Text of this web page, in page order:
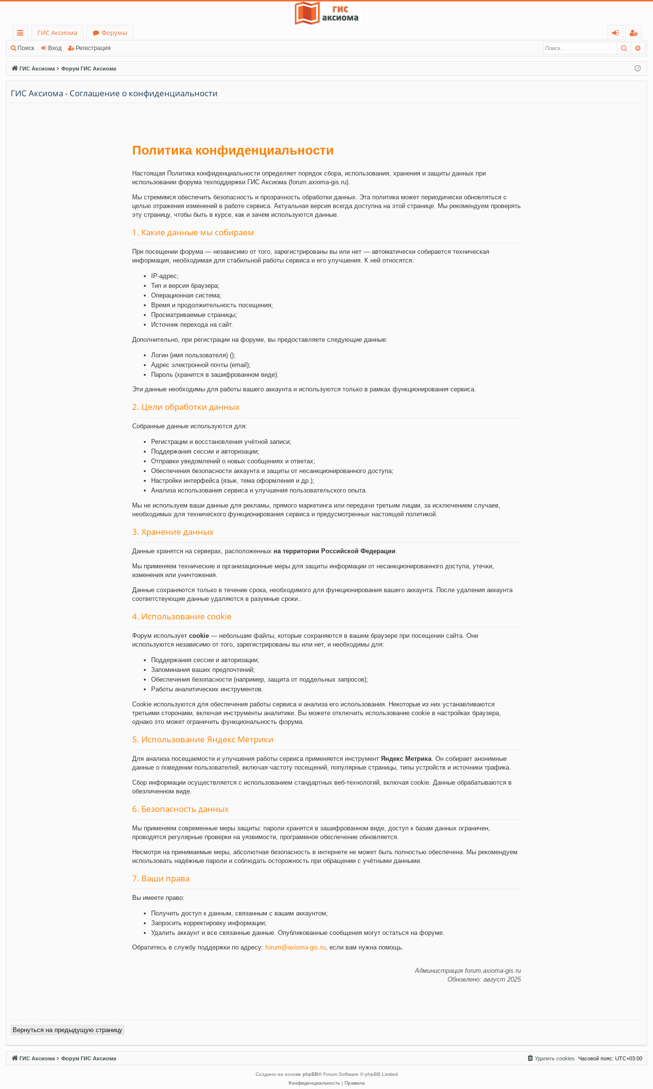
с
ы
лк
и
ГИС Аксиома
Форумы
д
ег
ис
тр
Поиск Вход Регистрация Поиск
ГИС Аксиома Форум ГИС Аксиома
ГИС Аксиома - Соглашение о конфиденциальности
Политика конфиденциальности
Настоящая Политика конфиденциальности определяет порядок сбора, использования, хранения и защиты данных при
использовании форума техподдержки ГИС Аксиома (forum.axioma-gis.ru).
Мы стремимся обеспечить безопасность и прозрачность обработки данных. Эта политика может периодически обновляться с
целью отражения изменений в работе сервиса. Актуальная версия всегда доступна на этой странице. Мы рекомендуем проверять
эту страницу, чтобы быть в курсе, как и зачем используются данные.
1. Какие данные мы собираем
При посещении форума — независимо от того, зарегистрированы вы или нет — автоматически собирается техническая
информация, необходимая для стабильной работы сервиса и его улучшения. К ней относятся:
IP-адрес;
Тип и версия браузера;
Операционная система;
Время и продолжительность посещения;
Просматриваемые страницы;
Источник перехода на сайт.
Дополнительно, при регистрации на форуме, вы предоставляете следующие данные:
Логин (имя пользователя) ();
Адрес электронной почты (email);
Пароль (хранится в зашифрованном виде).
Эти данные необходимы для работы вашего аккаунта и используются только в рамках функционирования сервиса.
2. Цели обработки данных
Собранные данные используются для:
Регистрации и восстановления учётной записи;
Поддержания сессии и авторизации;
Отправки уведомлений о новых сообщениях и ответах;
Обеспечения безопасности аккаунта и защиты от несанкционированного доступа;
Настройки интерфейса (язык, тема оформления и др.);
Анализа использования сервиса и улучшения пользовательского опыта.
Мы не используем ваши данные для рекламы, прямого маркетинга или передачи третьим лицам, за исключением случаев,
необходимых для технического функционирования сервиса и предусмотренных настоящей политикой.
3. Хранение данных
Данные хранятся на серверах, расположенных на территории Российской Федерации
Мы применяем технические и организационные меры для защиты информации от несанкционированного доступа, утечки,
изменения или уничтожения.
Данные сохраняются только в течение срока, необходимого для функционирования вашего аккаунта. После удаления аккаунта
соответствующие данные удаляются в разумные сроки..
4. Использование cookie
Форум использует cookie — небольшие файлы, которые сохраняются в вашем браузере при посещении сайта. Они
используются независимо от того, зарегистрированы вы или нет, и необходимы для:
Поддержания сессии и авторизации;
Запоминания ваших предпочтений;
Обеспечения безопасности (например, защита от поддельных запросов);
Работы аналитических инструментов.
Cookie используются для обеспечения работы сервиса и анализа его использования. Некоторые из них устанавливаются
третьими сторонами, включая инструменты аналитики. Вы можете отключить использование cookie в настройках браузера,
однако это может ограничить функциональность форума.
5. Использование Яндекс Метрики
Для анализа посещаемости и улучшения работы сервиса применяется инструмент Яндекс Метрика . Он собирает анонимные
данные о поведении пользователей, включая частоту посещений, популярные страницы, типы устройств и источники трафика.
Сбор информации осуществляется с использованием стандартных веб-технологий, включая cookie. Данные обрабатываются в
обезличенном виде.
6. Безопасность данных
Мы применяем современные меры защиты: пароли хранятся в зашифрованном виде, доступ к базам данных ограничен,
проводятся регулярные проверки на уязвимости, программное обеспечение обновляется.
Несмотря на принимаемые меры, абсолютная безопасность в интернете не может быть полностью обеспечена. Мы рекомендуем
использовать надёжные пароли и соблюдать осторожность при обращении с учётными данными.
7. Ваши права
Вы имеете право:
Получить доступ к данным, связанным с вашим аккаунтом;
Запросить корректировку информации;
Удалить аккаунт и все связанные данные. Опубликованные сообщения могут остаться на форуме.
Обратитесь в службу поддержки по адресу: forum@axioma-gis.ru, если вам нужна помощь.
Администрация forum.axioma-gis.ru
Обновлено: август 2025
Вернуться на предыдущую страницу
ГИС Аксиома Форум ГИС Аксиома Часовой пояс: UTC+03:00
Удалить cookies
Создано на основе phpBB® Forum Software © phpBB Limited
Конфиденциальность| Правила